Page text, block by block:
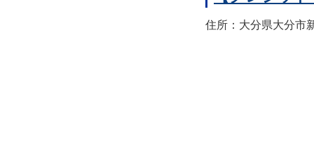
住所：大分県大分市